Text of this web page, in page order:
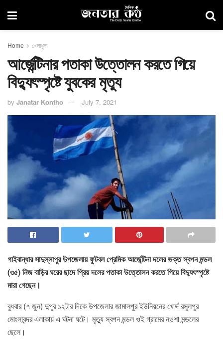
Home খেলাধুলা
আর্জেন্টিনার পতাকা উত্তোলন করতে গিয়ে
বিদ্যুৎস্পৃষ্টে যুবকের মৃত্যু
by Janatar Kontho July 7, 2021
গাইবান্ধার সাদুল্লাপুর উপজেলায় ফুটবল প্রেমিক আর্জেন্টিনা দলের ভক্ত স্বপন মন্ডল
(৩৫) নিজ বাড়ির ঘরের ছাদে প্রিয় দলের পতাকা উত্তোলন করতে গিয়ে বিদ্যুৎস্পৃষ্টে
মারা গেছেন।
বুধবার (৭ জুন) দুপুর ১২টার দিকে উপজেলার জামালপুর ইউনিয়নের খোর্দ্দ রসুলপুর
মোংলাবন্দর এলাকায় এ ঘটনা ঘটে। মৃত্যু স্বপন মন্ডল ওই গ্রামের নওশা মন্ডলের
ছেলে।